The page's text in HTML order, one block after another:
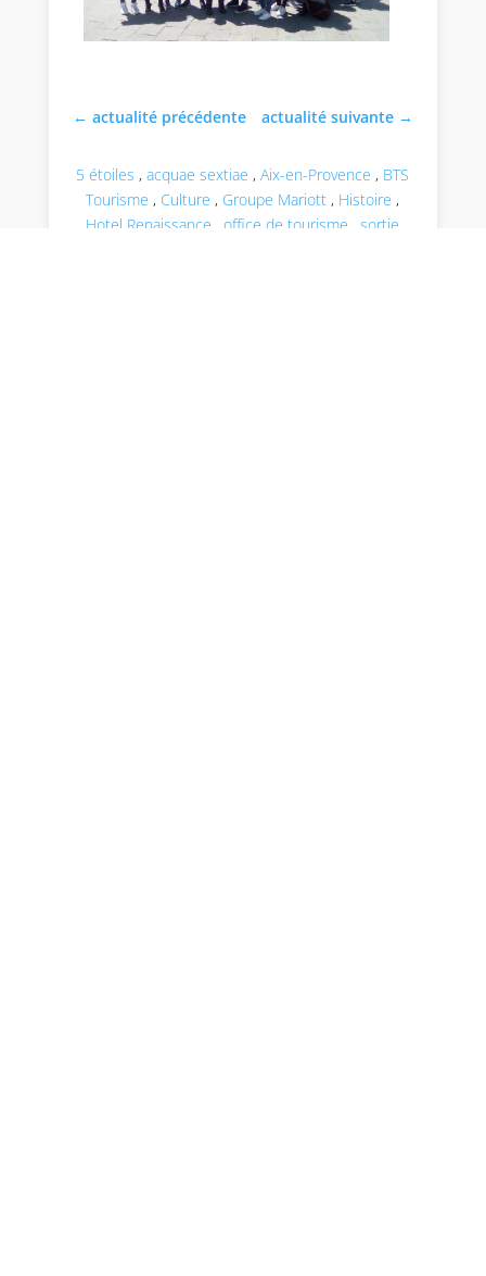
←actualité précédente actualité suivante→
5 étoiles ,acquae sextiae ,Aix-en-Provence , BTS
Tourisme , Culture , Groupe Mariott , Histoire ,
Hotel Renaissance ,office de tourisme ,sortie